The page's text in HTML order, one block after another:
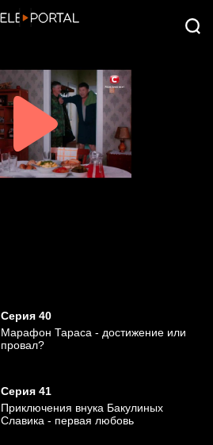
Серия 40
Марафон Тараса - достижение или
провал?
Серия 41
Приключения внука Бакулиных
Славика - первая любовь